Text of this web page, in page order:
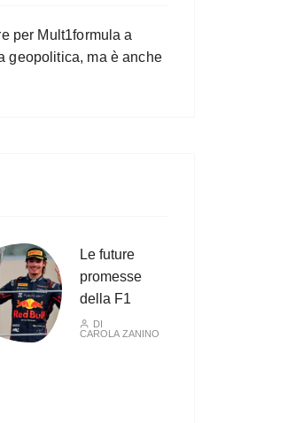
per Mult1formula a
geopolitica, ma è anche
Le future
promesse
della F1
DI
CAROLA ZANINO